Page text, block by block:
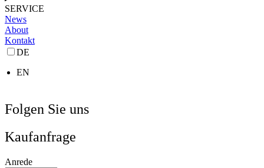
SERVICE
News
About
Kontakt
DE
EN
Folgen Sie uns
Kaufanfrage
Anrede